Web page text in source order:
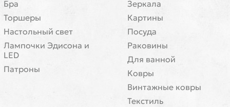
Бра
Торшеры
Настольный свет
Лампочки Эдисона и
LED
Патроны
Зеркала
Картины
Посуда
Раковины
Для ванной
Ковры
Винтажные ковры
Текстиль